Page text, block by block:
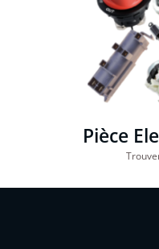
Pièce